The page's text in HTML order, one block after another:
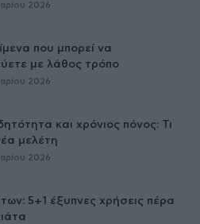
2026
που μπορεί να
με λάθος τρόπο
2026
και χρόνιος πόνος: Τι
μελέτη
2026
5+1 έξυπνες χρήσεις πέρα